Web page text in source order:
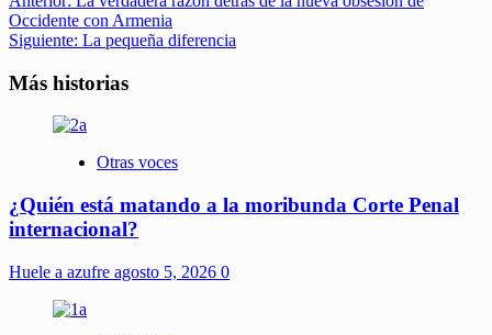
Occidente con Armenia
Siguiente: La pequeña diferencia
Más historias
Otras voces
¿Quién está matando a la moribunda Corte Penal
internacional?
Huele a azufre agosto 5, 2026 0